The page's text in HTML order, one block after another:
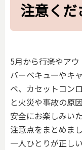
注意くだ
5月から行楽やアウ
バーベキューやキ
ベ、カセットコン
と火災や事故の原
安全にお楽しみい
注意点をまとめまし
一人ひとりが正し